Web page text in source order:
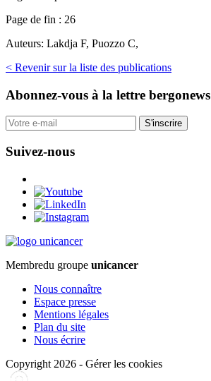
Page de fin : 26
Auteurs: Lakdja F, Puozzo C,
< Revenir sur la liste des publications
Abonnez-vous à la lettre bergonews
S'inscrire
Suivez-nous
Membredu groupe unicancer
Nous connaître
Espace presse
Mentions légales
Plan du site
Nous écrire
Copyright 2026 - Gérer les cookies